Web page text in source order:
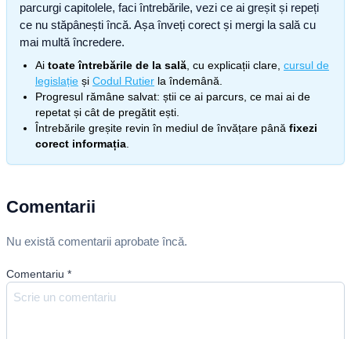
parcurgi capitolele, faci întrebările, vezi ce ai greșit și repeți
ce nu stăpânești încă. Așa înveți corect și mergi la sală cu
mai multă încredere.
Ai toate întrebările de la sală , cu explicații clare, cursul de
legislație și Codul Rutier la îndemână.
Progresul rămâne salvat: știi ce ai parcurs, ce mai ai de
repetat și cât de pregătit ești.
Întrebările greșite revin în mediul de învățare până fixezi
corect informația
Comentarii
Nu există comentarii aprobate încă.
Comentariu *